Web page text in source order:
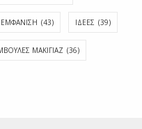
ΕΜΦΆΝΙΣΗ (43) ΙΔΈΕΣ (39)
ΜΑΚΙΓΙΆΖ (36)